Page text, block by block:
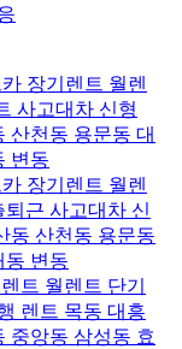
장기렌트 월렌
사고대차 신형
산천동 용문동 대
변동
장기렌트 월렌
근 사고대차 신
동 산천동 용문동
동 변동
트 월렌트 단기
렌트 목동 대흥
중앙동 삼성동 효